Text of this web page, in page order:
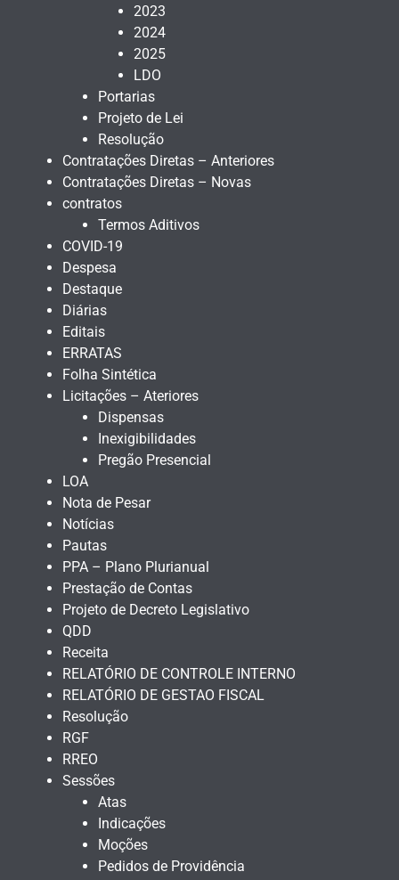
2023
2024
2025
LDO
Portarias
Projeto de Lei
Resolução
Contratações Diretas – Anteriores
Contratações Diretas – Novas
contratos
Termos Aditivos
COVID-19
Despesa
Destaque
Diárias
Editais
ERRATAS
Folha Sintética
Licitações – Ateriores
Dispensas
Inexigibilidades
Pregão Presencial
LOA
Nota de Pesar
Notícias
Pautas
PPA – Plano Plurianual
Prestação de Contas
Projeto de Decreto Legislativo
QDD
Receita
RELATÓRIO DE CONTROLE INTERNO
RELATÓRIO DE GESTAO FISCAL
Resolução
RGF
RREO
Sessões
Atas
Indicações
Moções
Pedidos de Providência